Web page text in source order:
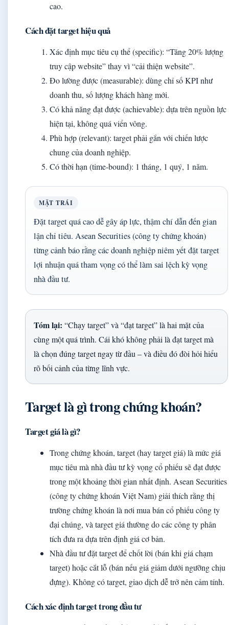
cao.
Cách đặt target hiệu quả
Xác định mục tiêu cụ thể (specific): “Tăng 20% lượng
truy cập website” thay vì “cải thiện website”.
Đo lường được (measurable): dùng chỉ số KPI như
doanh thu, số lượng khách hàng mới.
Có khả năng đạt được (achievable): dựa trên nguồn lực
hiện tại, không quá viển vông.
Phù hợp (relevant): target phải gắn với chiến lược
chung của doanh nghiệp.
Có thời hạn (time-bound): 1 tháng, 1 quý, 1 năm.
MẶT TRÁI
Đặt target quá cao dễ gây áp lực, thậm chí dẫn đến gian
lận chỉ tiêu. Asean Securities (công ty chứng khoán)
từng cảnh báo rằng các doanh nghiệp niêm yết đặt target
lợi nhuận quá tham vọng có thể làm sai lệch kỳ vọng
nhà đầu tư.
Tóm lại: “Chạy target” và “đạt target” là hai mặt của
cùng một quá trình. Cái khó không phải là đạt target mà
là chọn đúng target ngay từ đầu – và điều đó đòi hỏi hiểu
rõ bối cảnh của từng lĩnh vực.
Target là gì trong chứng khoán?
Target giá là gì?
Trong chứng khoán, target (hay target giá) là mức giá
mục tiêu mà nhà đầu tư kỳ vọng cổ phiếu sẽ đạt được
trong một khoảng thời gian nhất định. Asean Securities
(công ty chứng khoán Việt Nam) giải thích rằng thị
trường chứng khoán là nơi mua bán cổ phiếu công ty
đại chúng, và target giá thường do các công ty phân
tích đưa ra dựa trên định giá cơ bản.
Nhà đầu tư đặt target để chốt lời (bán khi giá chạm
target) hoặc cắt lỗ (bán nếu giá giảm dưới ngưỡng chịu
đựng). Không có target, giao dịch dễ trở nên cảm tính.
Cách xác định target trong đầu tư